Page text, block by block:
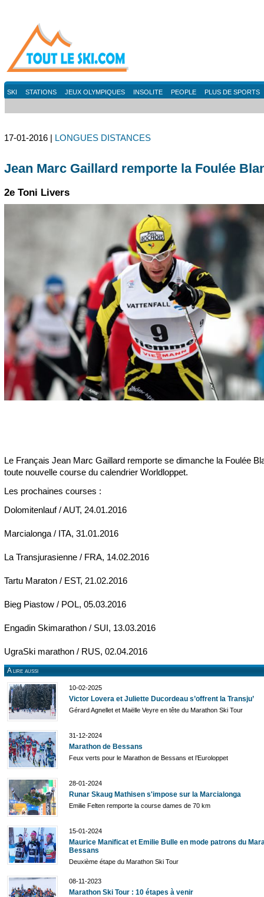
SKI STATIONS JEUX OLYMPIQUES INSOLITE PEOPLE PLUS DE SPORTS
17-01-2016 | LONGUES DISTANCES
Jean Marc Gaillard remporte la Foulée
2e Toni Livers
Le Français Jean Marc Gaillard remporte se dimanche la Foulée
toute nouvelle course du calendrier Worldloppet.
Les prochaines courses :
Dolomitenlauf / AUT, 24.01.2016
Marcialonga / ITA, 31.01.2016
La Transjurasienne / FRA, 14.02.2016
Tartu Maraton / EST, 21.02.2016
Bieg Piastow / POL, 05.03.2016
Engadin Skimarathon / SUI, 13.03.2016
UgraSki marathon / RUS, 02.04.2016
A lire aussi
10-02-2025
Victor Lovera et Juliette Ducordeau s’offrent la Transju’
Gérard Agnellet et Maëlle Veyre en tête du Marathon Ski Tour
31-12-2024
Marathon de Bessans
Feux verts pour le Marathon de Bessans et l’Euroloppet
28-01-2024
Runar Skaug Mathisen s'impose sur la Marcialonga
Emilie Felten remporte la course dames de 70 km
15-01-2024
Maurice Manificat et Emilie Bulle en mode patrons du
Bessans
Deuxième étape du Marathon Ski Tour
08-11-2023
Marathon Ski Tour : 10 étapes à venir